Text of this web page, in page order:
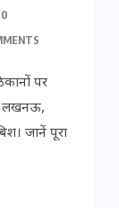
0
पर
लखनऊ,
जानें पूरा